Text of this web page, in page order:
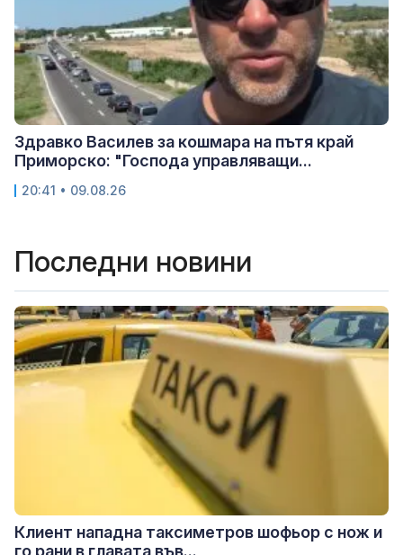
Здравко Василев за кошмара на пътя край
Приморско: "Господа управляващи...
20:41 • 09.08.26
Последни новини
Клиент нападна таксиметров шофьор с нож и
го рани в главата във...